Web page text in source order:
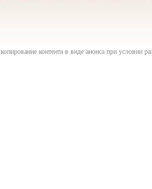
контента в виде анонса при условии